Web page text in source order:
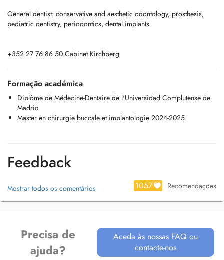
General dentist: conservative and aesthetic odontology, prosthesis,
pediatric dentistry, periodontics, dental implants
+352 27 76 86 50 Cabinet Kirchberg
Formação académica
Diplôme de Médecine-Dentaire de l'Universidad Complutense de
Madrid
Master en chirurgie buccale et implantologie 2024-2025
Feedback
Mostrar todos os comentários 1057 Recomendações
Precisa de
ajuda?
Aceda às nossas FAQ ou
contacte-nos